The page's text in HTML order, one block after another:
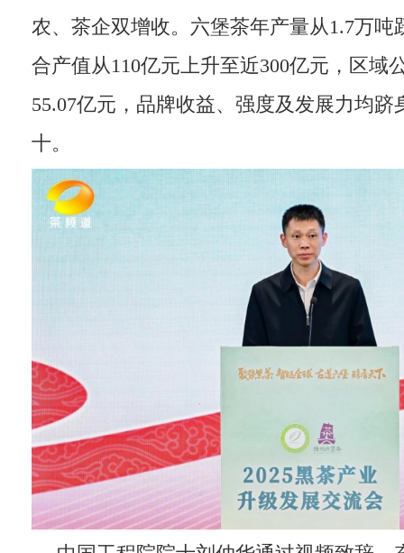
农、茶企双增收。六堡茶年产量从1.7万吨
合产值从110亿元上升至近300亿元，区域
55.07亿元，品牌收益、强度及发展力均跻
十。